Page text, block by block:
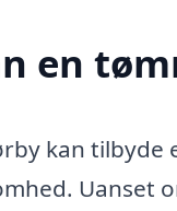
en
kan
Uanset